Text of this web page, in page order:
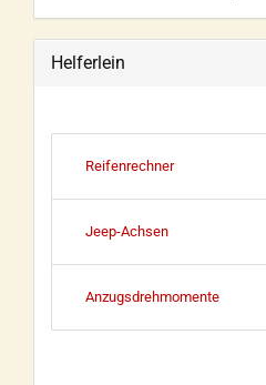
Helferlein
Reifenrechner
Jeep-Achsen
Anzugsdrehmomente